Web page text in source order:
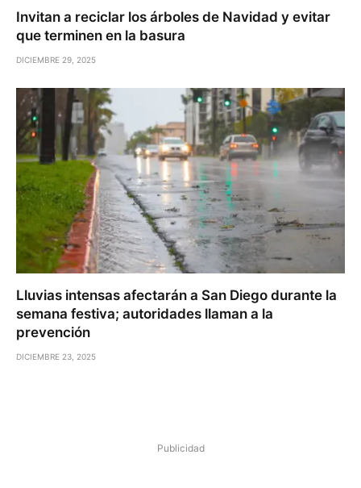
Invitan a reciclar los árboles de Navidad y evitar
que terminen en la basura
DICIEMBRE 29, 2025
Lluvias intensas afectarán a San Diego durante la
semana festiva; autoridades llaman a la
prevención
DICIEMBRE 23, 2025
Publicidad